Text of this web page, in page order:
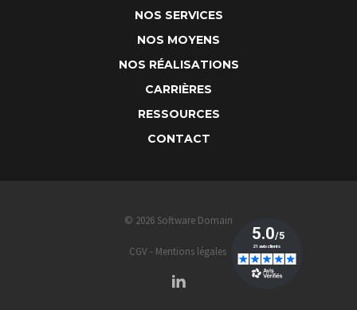
NOS SERVICES
NOS MOYENS
NOS RÉALISATIONS
CARRIÈRES
RESSOURCES
CONTACT
© 2026 Software Domain
CGV Mentions légales